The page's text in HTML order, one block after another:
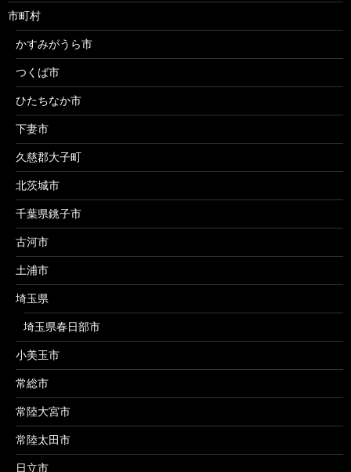
市町村
かすみがうら市
つくば市
ひたちなか市
下妻市
久慈郡大子町
北茨城市
千葉県銚子市
古河市
土浦市
埼玉県
埼玉県春日部市
小美玉市
常総市
常陸大宮市
常陸太田市
日立市